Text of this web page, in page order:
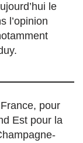
le
l’opinion
pour
Est pour la